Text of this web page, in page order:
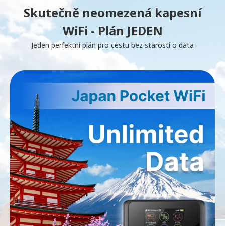
Skutečně neomezená kapesní
WiFi - Plán JEDEN
Jeden perfektní plán pro cestu bez starostí o data